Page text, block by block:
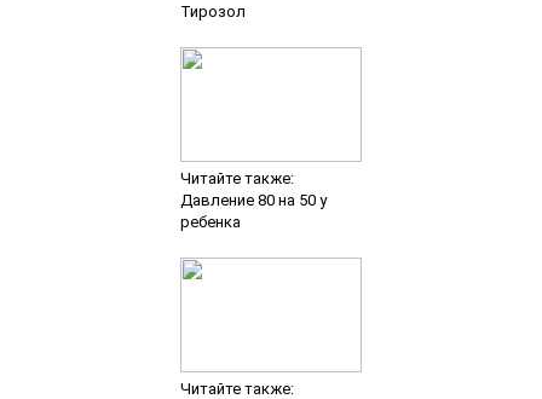
Тирозол
Читайте также:
Давление 80 на 50 у
ребенка
Читайте также: